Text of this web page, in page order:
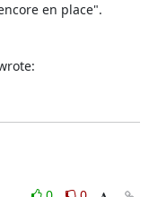
en place".